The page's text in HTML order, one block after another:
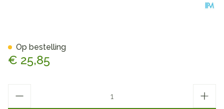
€ 25,85
Op bestelling